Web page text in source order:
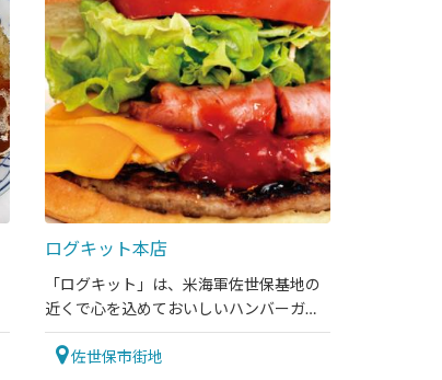
ログキット本店
「ログキット」は、米海軍佐世保基地の
近くで心を込めておいしいハンバーガー
を作ってます。味も大きさもまさにスペ
シャル！
佐世保市街地